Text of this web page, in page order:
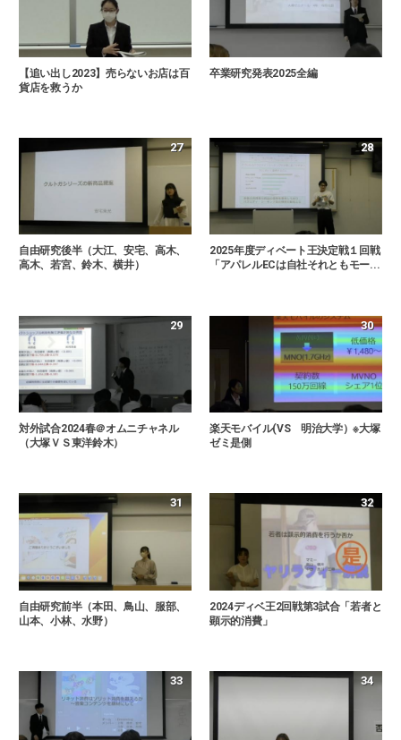
【追い出し2023】売らないお店は百
貨店を救うか
卒業研究発表2025全編
27
自由研究後半（大江、安宅、高木、
高木、若宮、鈴木、横井）
28
2025年度ディベート王決定戦１回戦
「アパレルECは自社それともモー...
29
対外試合2024春＠オムニチャネル
（大塚ＶＳ東洋鈴木）
30
楽天モバイル(VS 明治大学）※大塚
ゼミ是側
31
自由研究前半（本田、鳥山、服部、
山本、小林、水野）
32
2024ディベ王2回戦第3試合「若者と
顕示的消費」
33 34